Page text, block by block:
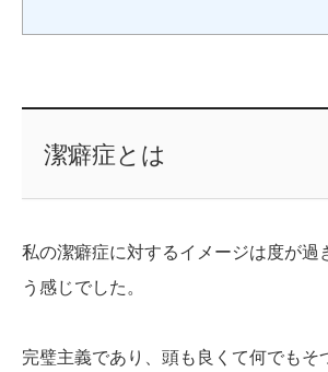
潔癖症とは
私の潔癖症に対するイメージは度が過
う感じでした。
完璧主義であり、頭も良くて何でもそ